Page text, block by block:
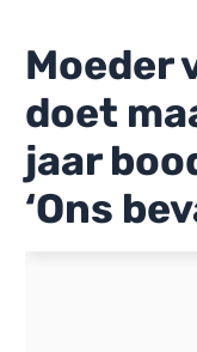
Moeder
doet
jaar
‘Ons